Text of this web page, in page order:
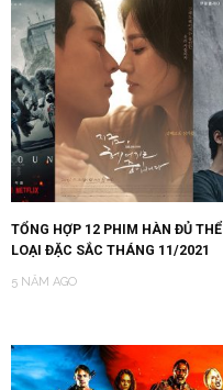
TỔNG HỢP 12 PHIM HÀN ĐỦ THỂ
LOẠI ĐẶC SẮC THÁNG 11/2021
5 NĂM AGO